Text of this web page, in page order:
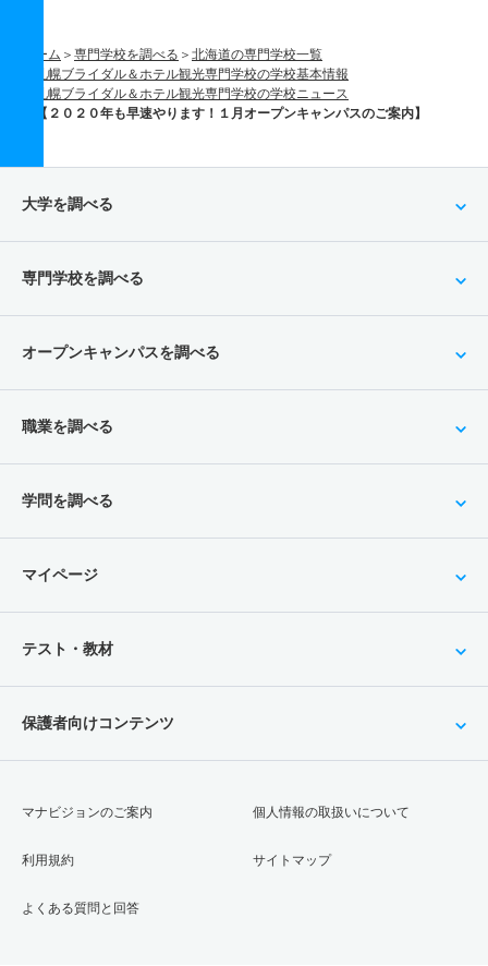
ホーム 専門学校を調べる
北海道の専門学校一覧
札幌ブライダル＆ホテル観光専門学校の学校基本情報
札幌ブライダル＆ホテル観光専門学校の学校ニュース
【２０２０年も早速やります！１月オープンキャンパスのご案内】
大学を調べる
専門学校を調べる
オープンキャンパスを調べる
職業を調べる
学問を調べる
マイページ
テスト・教材
保護者向けコンテンツ
マナビジョンのご案内
利用規約
よくある質問と回答
個人情報の取扱いについて
サイトマップ